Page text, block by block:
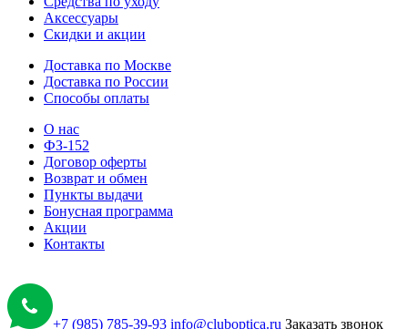
Аксессуары
Скидки и акции
Доставка по Москве
Доставка по России
Способы оплаты
О нас
ФЗ-152
Договор оферты
Возврат и обмен
Пункты выдачи
Бонусная программа
Акции
Контакты
+7 (985) 785-39-93 info@cluboptica.ru Заказать звонок